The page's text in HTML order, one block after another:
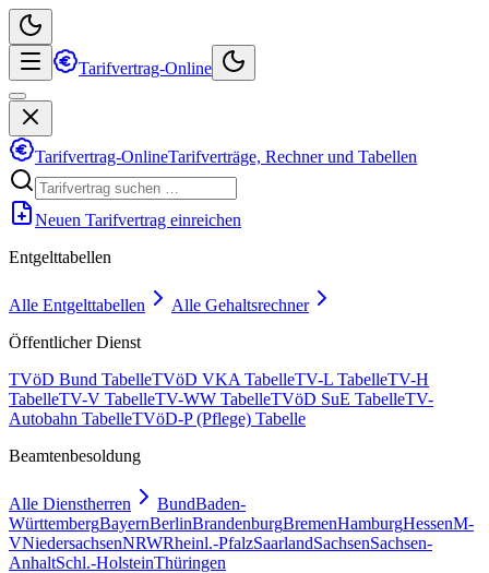
Tarifvertrag-Online
Tarifvertrag-OnlineTarifverträge, Rechner und Tabellen
Neuen Tarifvertrag einreichen
Entgelttabellen
Alle Entgelttabellen
Alle Gehaltsrechner
Öffentlicher Dienst
TVöD Bund TabelleTVöD VKA TabelleTV-L TabelleTV-H
TabelleTV-V TabelleTV-WW TabelleTVöD SuE TabelleTV-
Autobahn TabelleTVöD-P (Pflege) Tabelle
Beamtenbesoldung
Alle Dienstherren BundBaden-
WürttembergBayernBerlinBrandenburgBremenHamburgHessenM-
VNiedersachsenNRWRheinl.-PfalzSaarlandSachsenSachsen-
AnhaltSchl.-HolsteinThüringen